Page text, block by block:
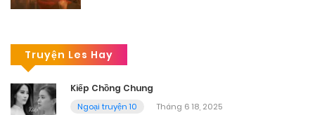
Truyện Les Hay
Kiếp Chồng Chung
Ngoại truyện 10
Tháng 6 18, 2025